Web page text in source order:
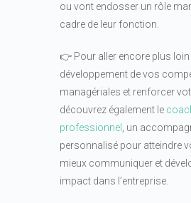
ou vont endosser un rôle
cadre de leur fonction.
👉 Pour aller encore plus
développement de vos
managériales et renforcer
découvrez également le
professionnel , un
personnalisé pour atteindre
mieux communiquer et
impact dans l’entreprise.